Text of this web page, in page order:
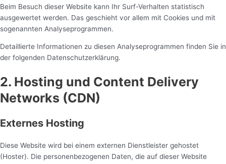
Beim Besuch dieser Website kann Ihr Surf-Verhalten statistisch
ausgewertet werden. Das geschieht vor allem mit Cookies und mit
sogenannten Analyseprogrammen.
Detaillierte Informationen zu diesen Analyseprogrammen finden Sie in
der folgenden Datenschutzerklärung.
2. Hosting und Content Delivery
Networks (CDN)
Externes Hosting
Diese Website wird bei einem externen Dienstleister gehostet
(Hoster). Die personenbezogenen Daten, die auf dieser Website